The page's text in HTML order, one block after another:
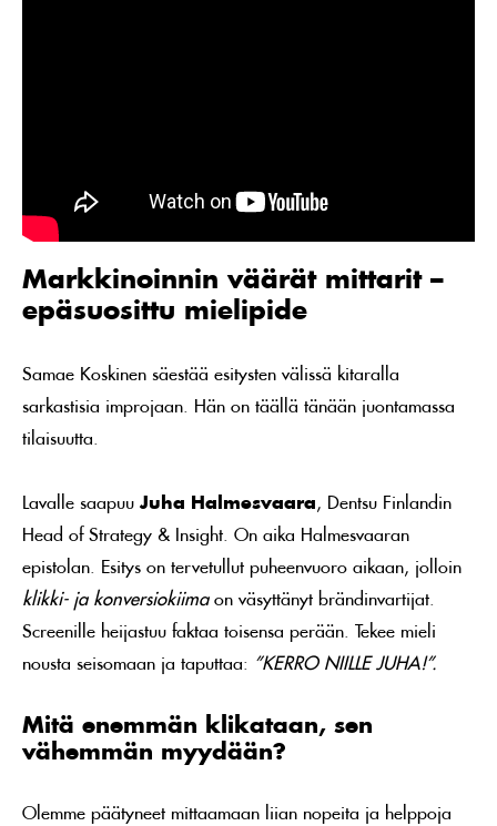
Markkinoinnin väärät mittarit –
epäsuosittu mielipide
Samae Koskinen säestää esitysten välissä kitaralla
sarkastisia improjaan. Hän on täällä tänään juontamassa
tilaisuutta.
Lavalle saapuu Juha Halmesvaara, Dentsu Finlandin
Head of Strategy & Insight. On aika Halmesvaaran
epistolan. Esitys on tervetullut puheenvuoro aikaan, jolloin
klikki- ja konversiokiimaon väsyttänyt brändinvartijat.
Screenille heijastuu faktaa toisensa perään. Tekee mieli
nousta seisomaan ja taputtaa: ”KERRO NIILLE JUHA!”.
Mitä enemmän klikataan, sen
vähemmän myydään?
Olemme päätyneet mittaamaan liian nopeita ja helppoja